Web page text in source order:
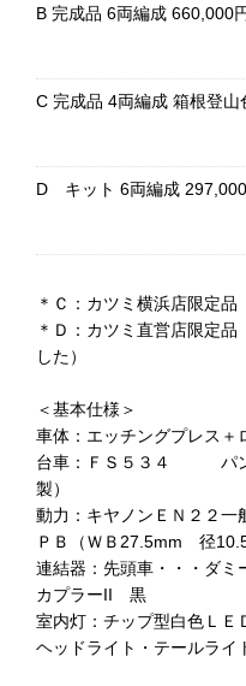
B 完成品 6両編成 660,000
C 完成品 4両編成 箱根登山
D キット 6両編成 297,000
＊Ｃ：カツミ横浜店限定品
＊Ｄ：カツミ直営店限定
した）
＜基本仕様＞
車体：エッチングプレス＋
台車：ＦＳ５３４ パン
製）
動力：キヤノンＥＮ２２一
ＰＢ（ＷＢ27.5mm 径
連結器：先頭車・・・ダ
カプラーII 黒
室内灯：チップ型白色ＬＥ
ヘッドライト・テールライ